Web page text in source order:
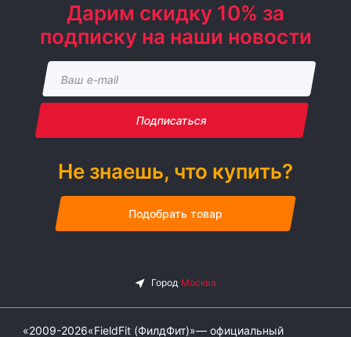
Дарим скидку 10% за
подписку на наши новости
Подписаться
Не знаешь, что купить?
Подобрать товар
«2009-2026«FieldFit (ФилдФит)»— официальный